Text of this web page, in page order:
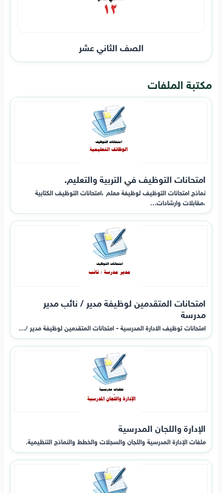
الصف الثاني عشر
مكتبة الملفات
امتحانات التوظيف في التربية والتعليم.
نماذج امتحانات التوظيف لوظيفة معلم ،امتحانات التوظيف الكتابية
،مقابلات وارشادات…
امتحانات المتقدمين لوظيفة مدير / نائب مدير
مدرسة
امتحانات توظيف الادارة المدرسية - امتحانات المتقدمين لوظيفة مدير /…
الإدارة واللجان المدرسية
ملفات الإدارة المدرسية واللجان والسجلات والخطط والنماذج التنظيمية.